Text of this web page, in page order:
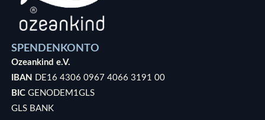
SPENDENKONTO
Ozeankind e.V.
IBAN
DE16 4306 0967 4066 3191 00
BICGENODEM1GLS
GLS BANK